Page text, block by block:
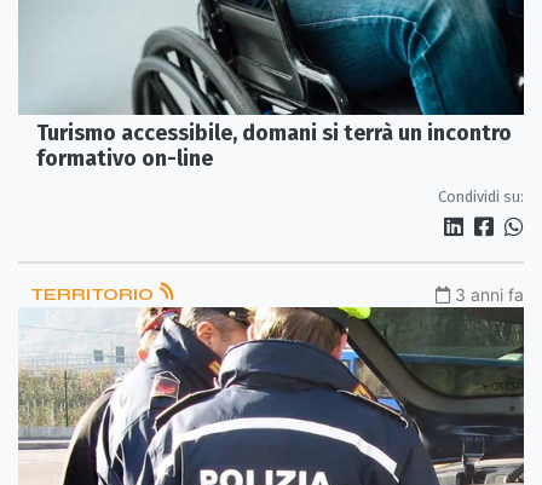
Turismo accessibile, domani si terrà un incontro
formativo on-line
Condividi su:
TERRITORIO 3 anni fa